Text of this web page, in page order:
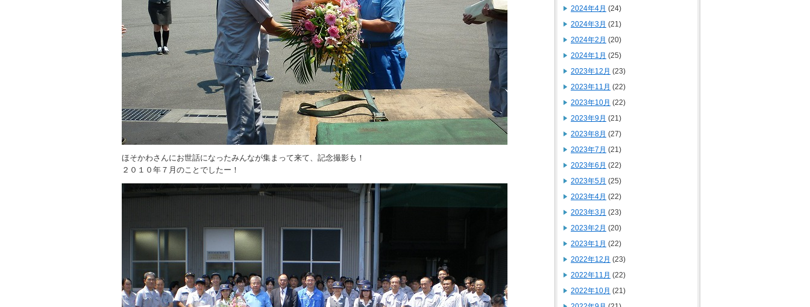
ほそかわさんにお世話になったみんなが集まって来て、記念撮影も！
２０１０年７月のことでしたー！
2024年4月 (24)
2024年3月 (21)
2024年2月 (20)
2024年1月 (25)
2023年12月 (23)
2023年11月 (22)
2023年10月 (22)
2023年9月 (21)
2023年8月 (27)
2023年7月 (21)
2023年6月 (22)
2023年5月 (25)
2023年4月 (22)
2023年3月 (23)
2023年2月 (20)
2023年1月 (22)
2022年12月 (23)
2022年11月 (22)
2022年10月 (21)